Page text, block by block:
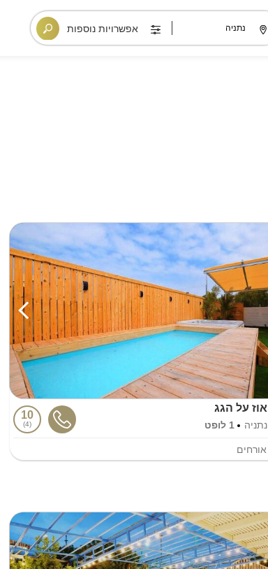
אפשרויות נוספות
על הגג
נתניה 1 לופט
10
4
אורחים